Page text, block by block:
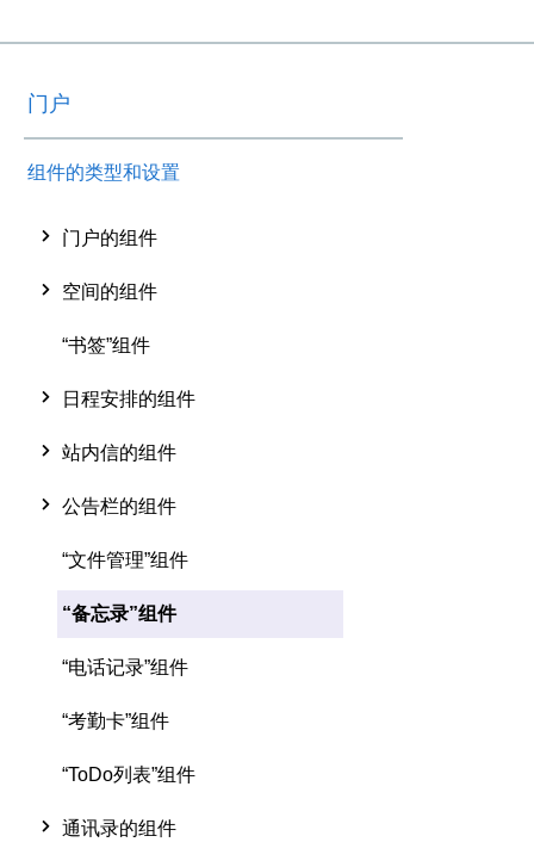
门户
组件的类型和设置
门户的组件
空间的组件
“书签”组件
日程安排的组件
站内信的组件
公告栏的组件
“文件管理”组件
“备忘录”组件
“电话记录”组件
“考勤卡”组件
“ToDo列表”组件
通讯录的组件